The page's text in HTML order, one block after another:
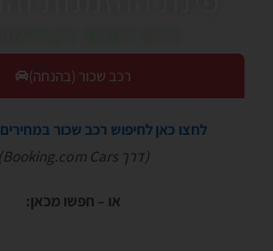
רכב שכור (בהנחה)
לחצו כאן לחיפוש רכב שכור במחירים
(דרך Booking.com Cars)
או – חפשו מכאן: